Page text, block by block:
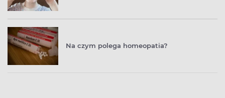
Na czym polega homeopatia?